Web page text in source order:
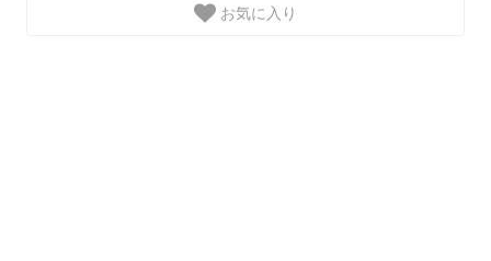
お気に入り